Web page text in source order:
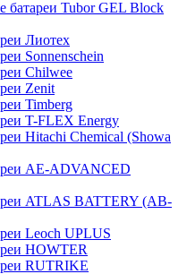
батареи Tubor GEL Block
Лиотех
Sonnenschein
Chilwee
Zenit
Timberg
T-FLEX Energy
Hitachi Chemical (Showa
АЕ-ADVANCED
ATLAS BATTERY (AB-
Leoch UPLUS
HOWTER
RUTRIKE